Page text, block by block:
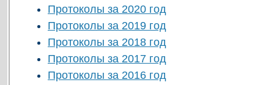
Протоколы за 2020 год
Протоколы за 2019 год
Протоколы за 2018 год
Протоколы за 2017 год
Протоколы за 2016 год